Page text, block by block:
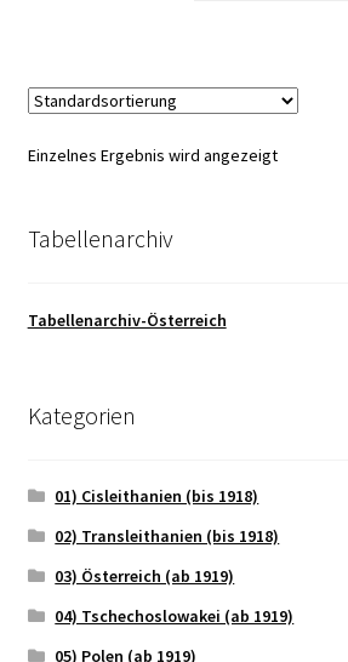
Einzelnes Ergebnis wird angezeigt
Tabellenarchiv
Tabellenarchiv-Österreich
Kategorien
01) Cisleithanien (bis 1918)
02) Transleithanien (bis 1918)
03) Österreich (ab 1919)
04) Tschechoslowakei (ab 1919)
05) Polen (ab 1919)